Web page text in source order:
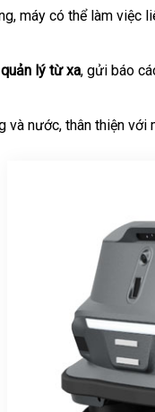
máy có thể làm việc
lý từ xa, gửi báo
nước, thân thiện với